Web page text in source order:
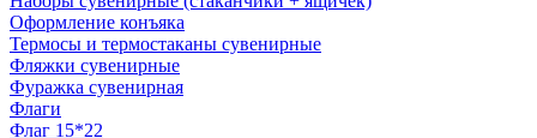
Оформление конъяка
Термосы и термостаканы сувенирные
Фляжки сувенирные
Фуражка сувенирная
Флаги
Флаг 15*22